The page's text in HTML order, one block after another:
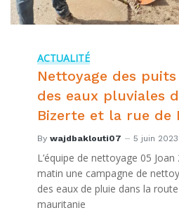
ACTUALITÉ
Nettoyage des
des eaux pluviales
Bizerte et la rue de
By wajdbaklouti07 5 juin 2023
L’équipe de nettoyage 05
matin une campagne de
des eaux de pluie dans la
mauritanie